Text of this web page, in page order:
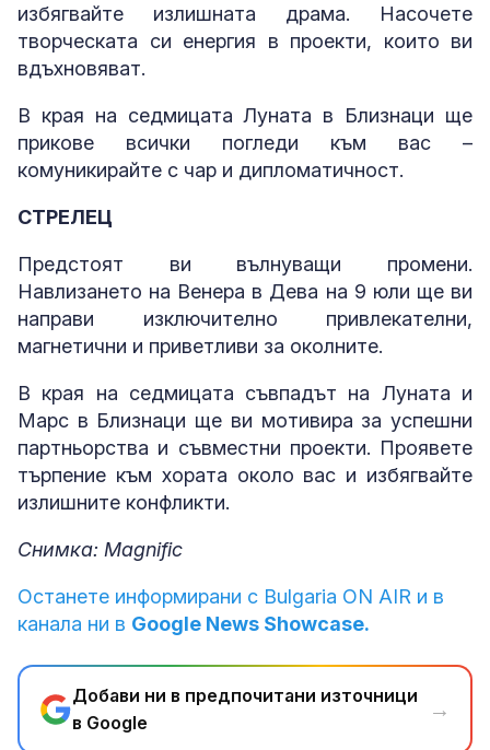
избягвайте излишната драма. Насочете
творческата си енергия в проекти, които ви
вдъхновяват.
В края на седмицата Луната в Близнаци ще
прикове всички погледи към вас –
комуникирайте с чар и дипломатичност.
СТРЕЛЕЦ
Предстоят ви вълнуващи промени.
Навлизането на Венера в Дева на 9 юли ще ви
направи изключително привлекателни,
магнетични и приветливи за околните.
В края на седмицата съвпадът на Луната и
Марс в Близнаци ще ви мотивира за успешни
партньорства и съвместни проекти. Проявете
търпение към хората около вас и избягвайте
излишните конфликти.
Снимка: Magnific
Останете информирани с Bulgaria ON AIR и в
канала ни в Google News Showcase.
Добави ни в предпочитани източници
в Google
→